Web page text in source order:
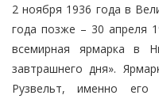
2 ноября 1936 года в
года позже – 30 апреля
всемирная ярмарка в
завтрашнего дня».
Рузвельт, именно